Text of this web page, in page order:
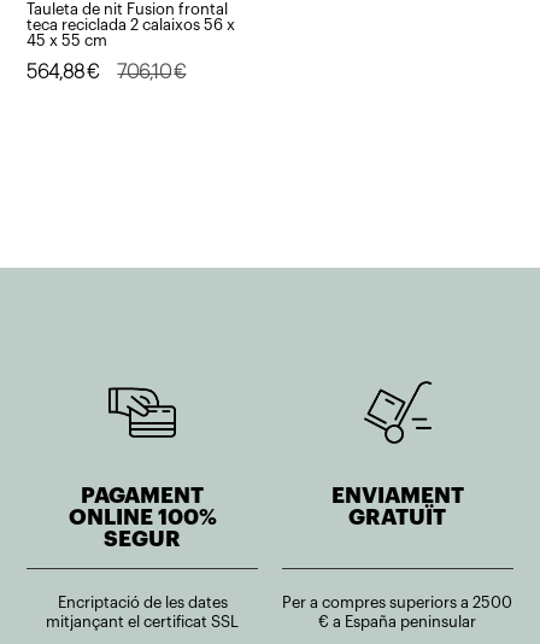
Tauleta de nit Fusion frontal
teca reciclada 2 calaixos 56 x
45 x 55 cm
706,10€
El
564,88€
El
PAGAMENT
ONLINE 100%
SEGUR
Encriptació de les dates
mitjançant el certificat SSL
ENVIAMENT
GRATUÏT
Per a compres superiors a 2500
€ a España peninsular